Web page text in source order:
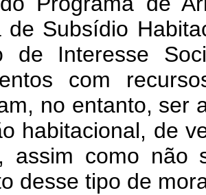
de Subsídio
de Interesse
com
no entanto, ser
habitacional, de
assim como não
desse tipo de